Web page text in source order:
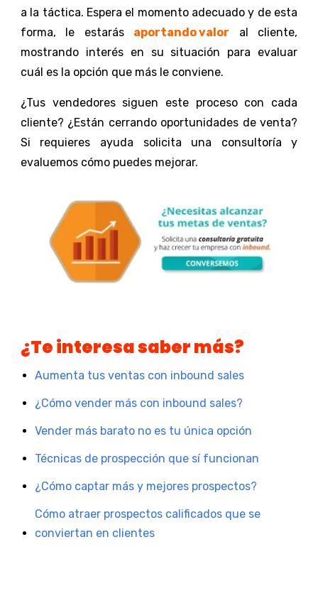
a la táctica. Espera el momento adecuado y de esta
forma, le estarás aportando valor
al cliente,
mostrando interés en su situación para evaluar
cuál es la opción que más le conviene.
¿Tus vendedores siguen este proceso con cada
cliente? ¿Están cerrando oportunidades de venta?
Si requieres ayuda solicita una consultoría y
evaluemos cómo puedes mejorar.
¿Te interesa saber más?
Aumenta tus ventas con inbound sales
¿Cómo vender más con inbound sales?
Vender más barato no es tu única opción
Técnicas de prospección que sí funcionan
¿Cómo captar más y mejores prospectos?
Cómo atraer prospectos calificados que se
conviertan en clientes